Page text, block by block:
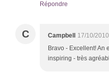
Répondre
C Campbell
17/10/
Bravo - Excellent!
inspiring - très